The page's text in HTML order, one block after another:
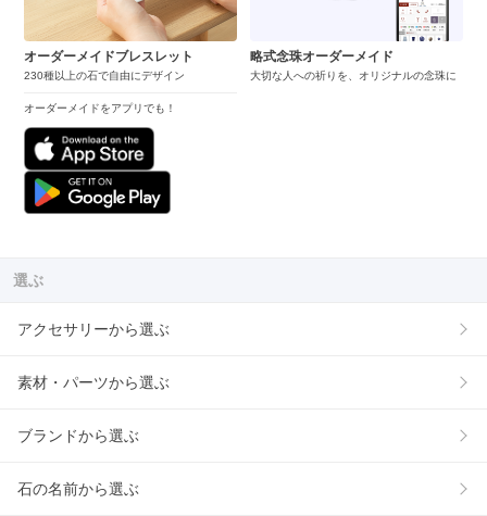
オーダーメイドブレスレット
230種以上の石で自由にデザイン
オーダーメイドをアプリでも！
略式念珠オーダーメイド
大切な人への祈りを、オリジナルの念珠に
選ぶ
アクセサリーから選ぶ
素材・パーツから選ぶ
ブランドから選ぶ
石の名前から選ぶ